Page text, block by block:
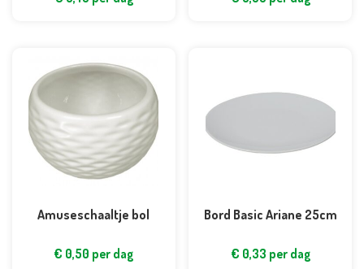
Amuseschaaltje bol
€ 0,50 per dag
Bord Basic Ariane 25cm
€ 0,33 per dag